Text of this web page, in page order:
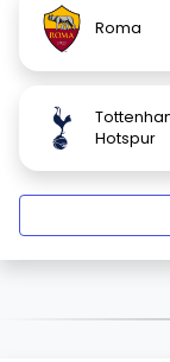
Roma
Hotspur